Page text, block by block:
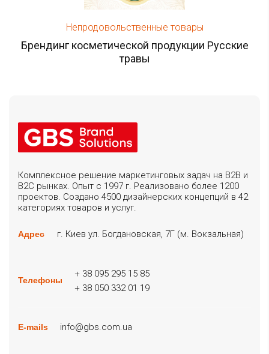
Непродовольственные товары
Брендинг косметической продукции Русские
травы
Комплексное решение маркетинговых задач на B2B и
B2C рынках. Опыт с 1997 г. Реализовано более 1200
проектов. Создано 4500 дизайнерских концепций в 42
категориях товаров и услуг.
Адрес г. Киев ул. Богдановская, 7Г (м. Вокзальная)
Телефоны
+ 38 095 295 15 85
+ 38 050 332 01 19
E-mails info@gbs.com.ua